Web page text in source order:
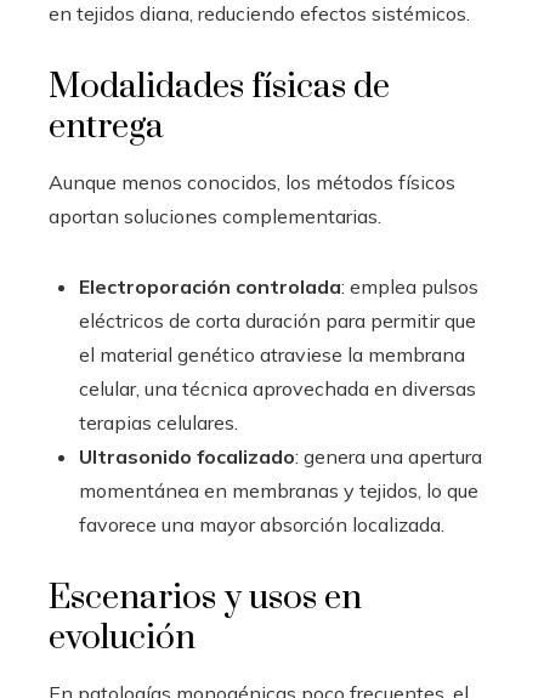
en tejidos diana, reduciendo efectos sistémicos.
Modalidades físicas de
entrega
Aunque menos conocidos, los métodos físicos
aportan soluciones complementarias.
Electroporación controlada: emplea pulsos
eléctricos de corta duración para permitir que
el material genético atraviese la membrana
celular, una técnica aprovechada en diversas
terapias celulares.
Ultrasonido focalizado: genera una apertura
momentánea en membranas y tejidos, lo que
favorece una mayor absorción localizada.
Escenarios y usos en
evolución